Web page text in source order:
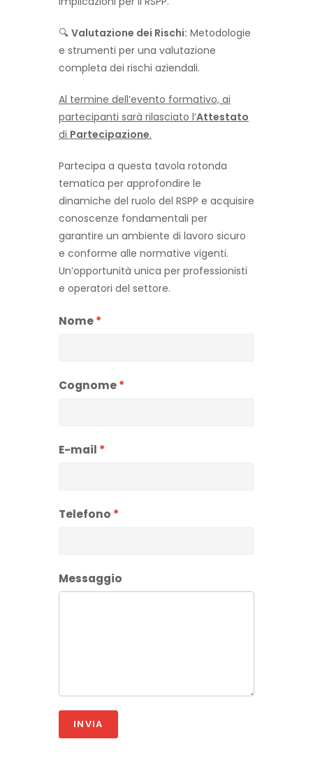
🔍 Valutazione dei Rischi: Metodologie
e strumenti per una valutazione
completa dei rischi aziendali.
Al termine dell’evento formativo, ai
partecipanti sarà rilasciato l’Attestato
di Partecipazione.
Partecipa a questa tavola rotonda
tematica per approfondire le
dinamiche del ruolo del RSPP e acquisire
conoscenze fondamentali per
garantire un ambiente di lavoro sicuro
e conforme alle normative vigenti.
Un’opportunità unica per professionisti
e operatori del settore.
Nome
Cognome
E-mail
Telefono
Messaggio
INVIA